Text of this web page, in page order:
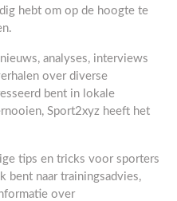
hebt om op de hoogte te
analyses, interviews
over diverse
bent in lokale
Sport2xyz heeft het
tips en tricks voor sporters
bent naar trainingsadvies,
over